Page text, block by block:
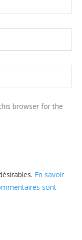
browser for the
En savoir
sont